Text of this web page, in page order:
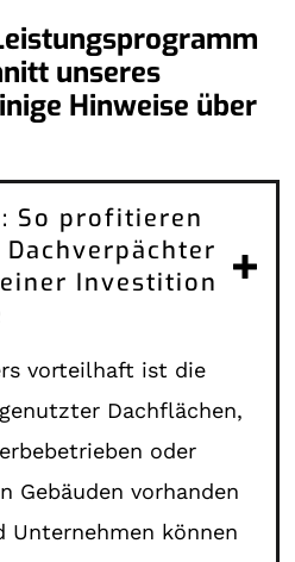
unseres
Hinweise über
So profitieren
Investition
vorteilhaft ist die
Dachflächen,
oder
Gebäuden vorhanden
Unternehmen können